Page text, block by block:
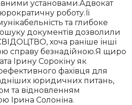
установами.Адвокат
роботу.Її
та глибоке
документів дозволили
хоча раніше інші
справу безнадійною.Я щиро
Ірину Сорокіну як
фахівця для
юридичних питань,
та відновленням
Ірина Солоніна.